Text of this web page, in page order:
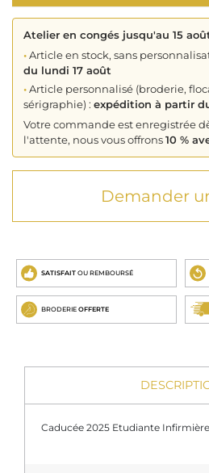
Atelier en congés jusqu'au 15
•Article en stock, sans
du lundi 17 août
•Article personnalisé (broderie,
sérigraphie) : expédition à partir
Votre commande est enregistrée
l'attente, nous vous offrons10 %
Demander
SATISFAIT OU REMBOURSÉ
BRODERIE OFFERTE
Caducée 2025 Etudiante Infirmière